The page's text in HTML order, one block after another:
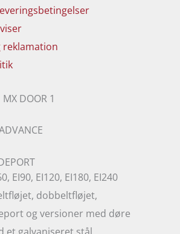
reklamation
EI90, EI120, EI180, EI240
dobbeltfløjet,
og versioner med døre
et galvaniseret stål